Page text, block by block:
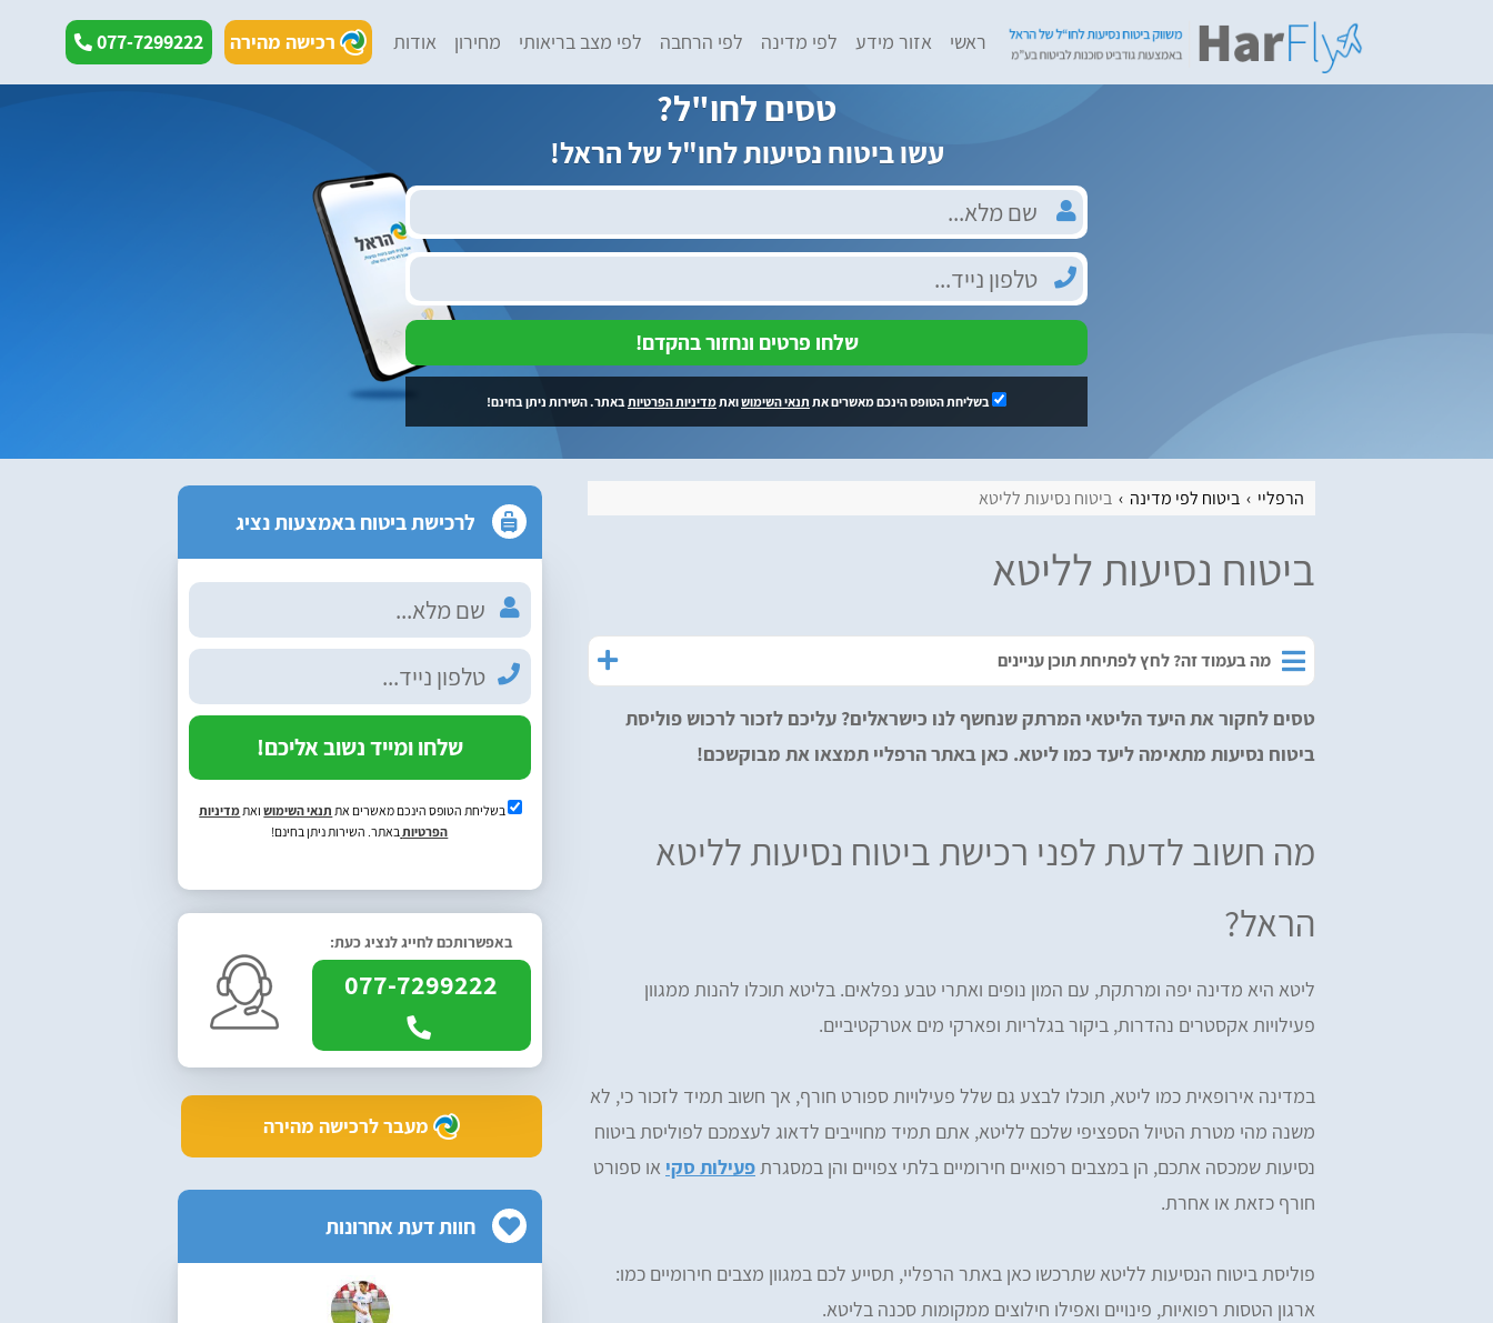
ראשי אזור מידע לפי מדינה לפי הרחבה לפי מצב בריאותי מחירון אודות רכישה מהירה 077-7299222
טסים לחו"ל?
עשו ביטוח נסיעות לחו"ל של הראל!
שלחו פרטים ונחזור בהקדם!
בשליחת הטופס הינכם מאשרים את תנאי השימושואת מדיניות הפרטיות באתר. השירות ניתן בחינם!
הרפליי ביטוח לפי מדינה ביטוח נסיעות לליטא
ביטוח נסיעות לליטא
מה בעמוד זה? לחץ לפתיחת תוכן עניינים
טסים לחקור את היעד הליטאי המרתק שנחשף לנו כישראלים? עליכם לזכור לרכוש פוליסת
ביטוח נסיעות מתאימה ליעד כמו ליטא. כאן באתר הרפליי תמצאו את מבוקשכם!
מה חשוב לדעת לפני רכישת ביטוח נסיעות לליטא
הראל?
ליטא היא מדינה יפה ומרתקת, עם המון נופים ואתרי טבע נפלאים. בליטא תוכלו להנות ממגוון
פעילויות אקסטרים נהדרות, ביקור בגלריות ופארקי מים אטרקטיביים.
במדינה אירופאית כמו ליטא, תוכלו לבצע גם שלל פעילויות ספורט חורף, אך חשוב תמיד לזכור כי, לא
משנה מהי מטרת הטיול הספציפי שלכם לליטא, אתם תמיד מחוייבים לדאוג לעצמכם לפוליסת ביטוח
נסיעות שמכסה אתכם, הן במצבים רפואיים חירומיים בלתי צפויים והן במסגרת פעילות סקי או ספורט
חורף כזאת או אחרת.
פוליסת ביטוח הנסיעות לליטא שתרכשו כאן באתר הרפליי, תסייע לכם במגוון מצבים חירומיים כמו:
ארגון הטסות רפואיות, פינויים ואפילו חילוצים ממקומות סכנה בליטא.
לרכישת ביטוח באמצעות נציג
שלחו ומייד נשוב אליכם!
בשליחת הטופס הינכם מאשרים את תנאי השימושואת מדיניות
הפרטיות באתר. השירות ניתן בחינם!
באפשרותכם לחייג לנציג כעת:
077-7299222
מעבר לרכישה מהירה
חוות דעת אחרונות